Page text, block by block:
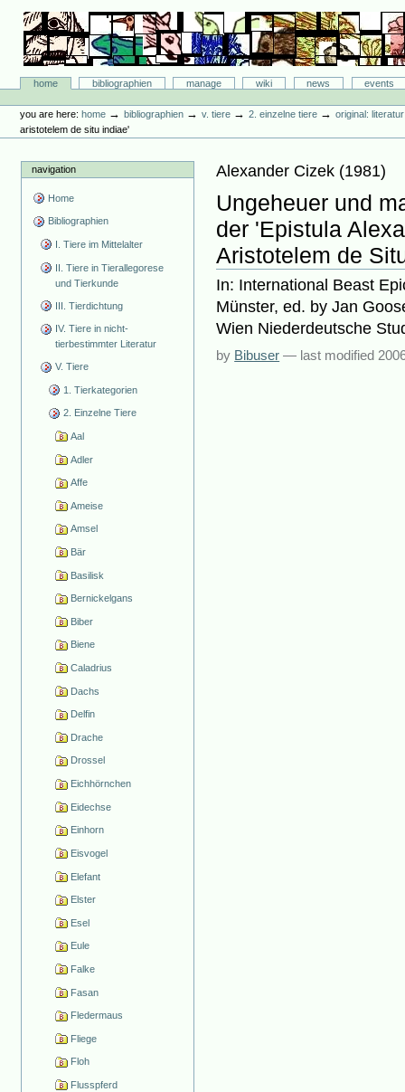
content.
navigation
Bibliographie-Portal
Sectionshome bibliographien manage wiki news
events
tools
you are here: home →bibliographien →v. tiere →2. einzelne tiere →original:
aristotelem de situ indiae'
navigation
Home
Bibliographien
I. Tiere im Mittelalter
II. Tiere in Tierallegorese
und Tierkunde
III. Tierdichtung
IV. Tiere in nicht-
tierbestimmter Literatur
V. Tiere
1. Tierkategorien
2. Einzelne Tiere
Aal
Adler
Affe
Ameise
Amsel
Bär
Basilisk
Bernickelgans
Biber
Biene
Caladrius
Dachs
Delfin
Drache
Drossel
Eichhörnchen
Eidechse
Einhorn
Eisvogel
Elefant
Elster
Esel
Eule
Falke
Fasan
Fledermaus
Fliege
Floh
Flusspferd
Alexander Cizek (1981)
Ungeheuer und
der 'Epistula
Aristotelem de
In: International Beast
Münster, ed. by Jan
Wien Niederdeutsche
by Bibuser — last modified